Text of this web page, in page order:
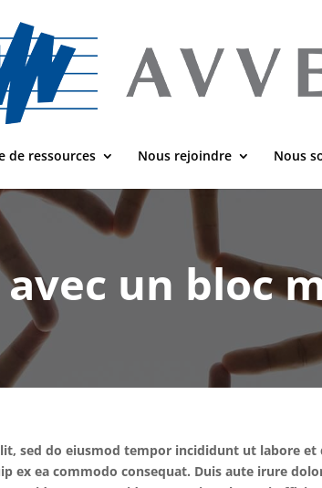
de ressources Nous rejoindre Nous
un bloc
sed do eiusmod tempor incididunt ut labore
ex ea commodo consequat. Duis aute irure